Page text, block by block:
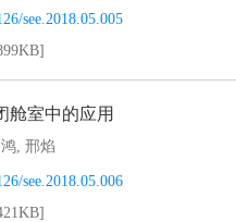
see.2018.05.005
]
舱室中的应用
, 邢焰
see.2018.05.006
]